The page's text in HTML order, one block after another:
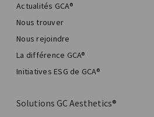
Actualités GCA®
Nous trouver
Nous rejoindre
La différence GCA®
Initiatives ESG de GCA®
Solutions GC Aesthetics®